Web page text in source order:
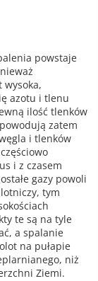
powstaje
azotu i tlenu
ilość tlenków
zatem
i tlenków
i z czasem
gazy powoli
tym
te są na tyle
a spalanie
na pułapie
niż
Ziemi.